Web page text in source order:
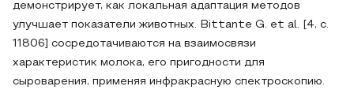
демонстрирует, как локальная адаптация методов
улучшает показатели животных. Bittante G. et al. [4, с.
11806] сосредотачиваются на взаимосвязи
характеристик молока, его пригодности для
сыроварения, применяя инфракрасную спектроскопию.